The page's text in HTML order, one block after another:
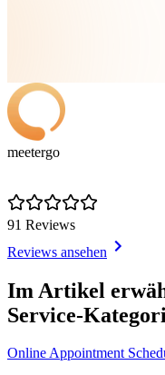
meetergo
91 Reviews
Reviews ansehen
1
of
1
Im Artikel
Service-
Online Appointment